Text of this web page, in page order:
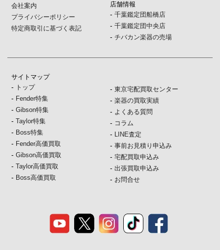
会社案内
プライバシーポリシー
特定商取引に基づく表記
店舗情報
- 千葉鑑定団船橋店
- 千葉鑑定団中央店
- チバカン楽器の売場
サイトマップ
- トップ
- Fender特集
-Gibson特集
-Taylor特集
- Boss特集
- Fender高価買取
-Gibson高価買取
-Taylor高価買取
- Boss高価買取
- 東京宅配買取センター
- 楽器の買取実績
- よくある質問
- コラム
- LINE査定
- 事前お見積り申込み
- 宅配買取申込み
- 出張買取申込み
- お問合せ